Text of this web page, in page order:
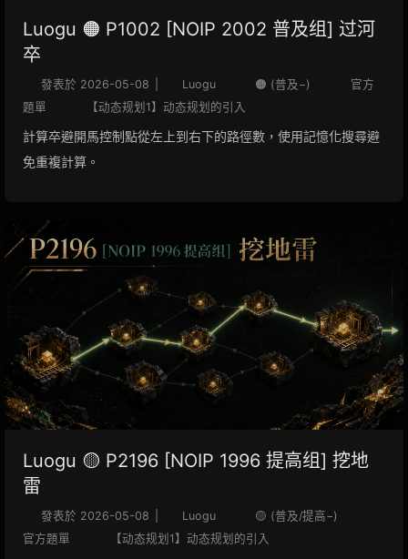
Luogu 🟠 P1002 [NOIP 2002 普及组] 过河
卒
發表於 2026-05-08 Luogu 🟠 (普及−)
官方
題單
【动态规划1】动态规划的引入
計算卒避開馬控制點從左上到右下的路徑數，使用記憶化搜尋避
免重複計算。
Luogu 🟡 P2196 [NOIP 1996 提高组] 挖地
雷
發表於 2026-05-08 Luogu
🟡 (普及/提高−)
官方題單
【动态规划1】动态规划的引入